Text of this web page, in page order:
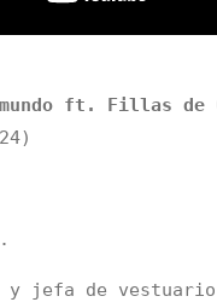
ft. Fillas de
jefa de